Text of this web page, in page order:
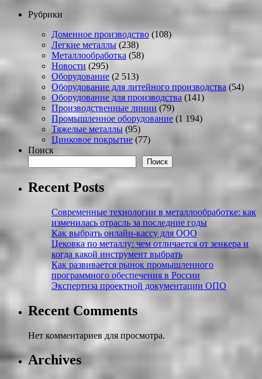
Рубрики
Доменное производство (108)
Легкие металлы (238)
Металлообработка (58)
Новости (295)
Оборудование (2 513)
Оборудование для литейного производства (54)
Оборудование для производства (141)
Производственные линии (79)
Промышленное оборудование (1 194)
Тяжелые металлы (95)
Цинковое покрытие (77)
Поиск
Поиск
Recent Posts
Современные технологии в металлообработке: как
изменилась отрасль за последние годы
Как выбрать онлайн-кассу для ООО
Цековка по металлу: чем отличается от зенкера и
когда какой инструмент выбрать
Как развивается рынок промышленного
программного обеспечения в России
Экспертиза проектной документации ОПО
Recent Comments
Нет комментариев для просмотра.
Archives